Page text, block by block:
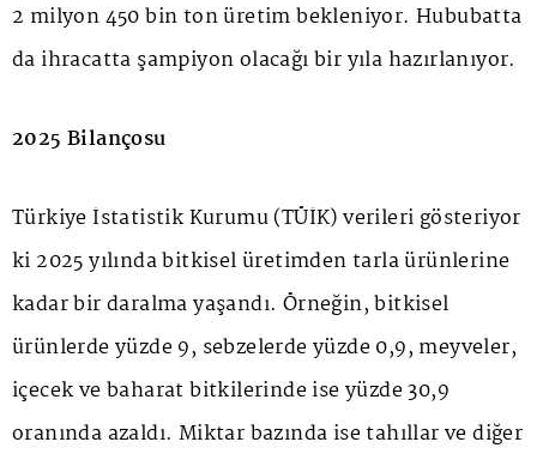
2 milyon 450 bin ton üretim bekleniyor. Hububatta
da ihracatta şampiyon olacağı bir yıla hazırlanıyor.
2025 Bilançosu
Türkiye İstatistik Kurumu (TÜİK) verileri gösteriyor
ki 2025 yılında bitkisel üretimden tarla ürünlerine
kadar bir daralma yaşandı. Örneğin, bitkisel
ürünlerde yüzde 9, sebzelerde yüzde 0,9, meyveler,
içecek ve baharat bitkilerinde ise yüzde 30,9
oranında azaldı. Miktar bazında ise tahıllar ve diğer